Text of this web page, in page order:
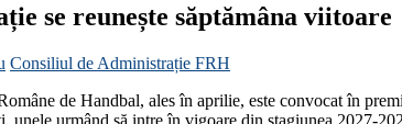
se reunește săptămâna viitoare
Consiliul de Administrație FRH
de Handbal, ales în aprilie, este convocat în
unele urmând să intre în vigoare din stagiunea 2027-